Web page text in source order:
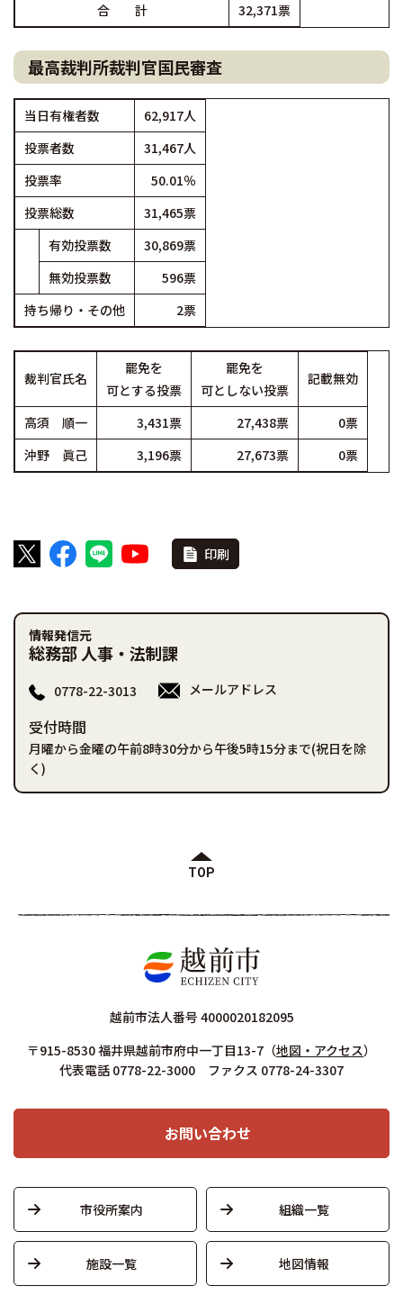
合 計
32,371票
最高裁判所裁判官国民審査
当日有権者数
62,917人
投票者数
31,467人
投票率
50.01％
投票総数
31,465票
有効投票数
30,869票
無効投票数
596票
持ち帰り・その他
2票
裁判官氏名
罷免を
可とする投票
罷免を
可としない投票
記載無効
高須 順一 3,431票 27,438票
0票
沖野 眞己
3,196票 27,673票 0票
印刷
情報発信元
総務部 人事・法制課
0778-22-3013 メールアドレス
受付時間
月曜から金曜の午前8時30分から午後5時15分まで(祝日を除
く)
TOP
越前市法人番号 4000020182095
〒915-8530 福井県越前市府中一丁目13-7 （地図・アクセス）
代表電話 0778-22-3000 ファクス 0778-24-3307
お問い合わせ
市役所案内 組織一覧
施設一覧 地図情報